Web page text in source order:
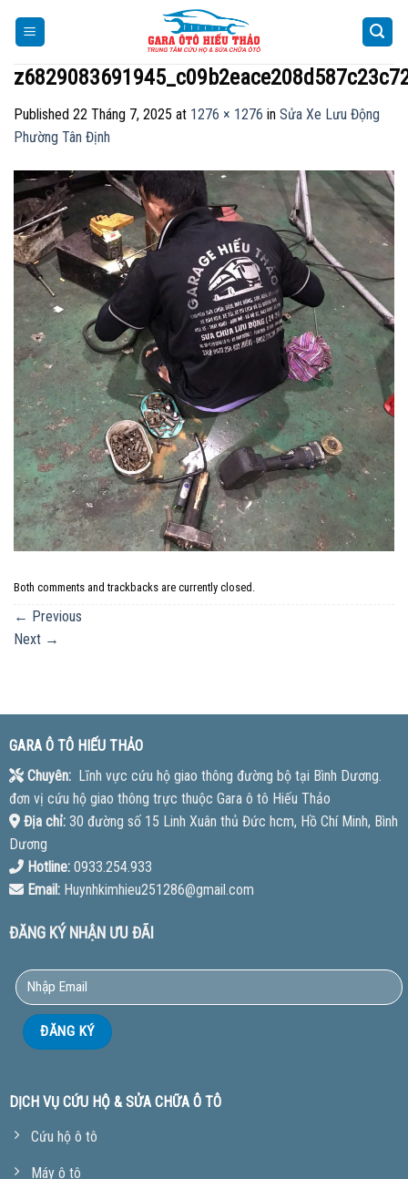
Published 22 Tháng 7, 2025 at 1276 × 1276 in Sửa Xe Lưu Động
Phường Tân Định
Both comments and trackbacks are currently closed.
← Previous
Next →
GARA Ô TÔ HIẾU THẢO
Chuyên:Lĩnh vực cứu hộ giao thông đường bộ tại Bình Dương.
đơn vị cứu hộ giao thông trực thuộc Gara ô tô Hiếu Thảo
Địa chỉ:30 đường số 15 Linh Xuân thủ Đức hcm, Hồ Chí Minh, Bình
Dương
Hotline:0933.254.933
Email:Huynhkimhieu251286@gmail.com
ĐĂNG KÝ NHẬN ƯU ĐÃI
DỊCH VỤ CỨU HỘ & SỬA CHỮA Ô TÔ
Cứu hộ ô tô
Máy ô tô